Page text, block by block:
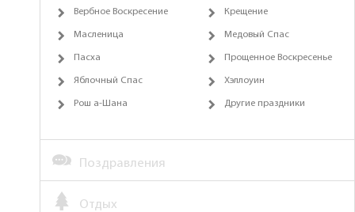
Вербное Воскресение Крещение
Масленица Медовый Спас
Пасха Прощенное Воскресенье
Яблочный Спас Хэллоуин
Рош а-Шана Другие праздники
Поздравления
Отдых